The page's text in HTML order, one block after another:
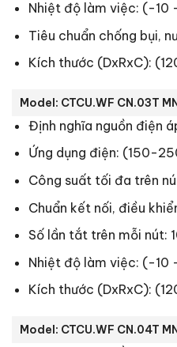
Nhiệt độ làm việc: (-10
Tiêu chuẩn chống bụi,
Kích thước (DxRxC):
Model: CTCU.WF CN.03T
Định nghĩa nguồn điện
Ứng dụng điện: (150-
Công suất tối đa trên
Chuẩn kết nối, điều
Số lần tắt trên mỗi nút:
Nhiệt độ làm việc: (-10
Kích thước (DxRxC):
Model: CTCU.WF CN.04T